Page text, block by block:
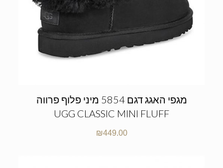
מגפי האגג דגם 5854 מיני פלוף פרווה
UGG CLASSIC MINI FLUFF
₪449.00